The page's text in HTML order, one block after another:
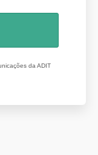
da ADIT